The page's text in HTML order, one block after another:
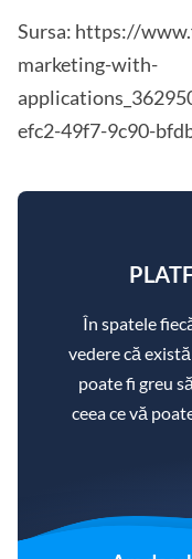
Sursa: https://
marketing-with-
efc2-49f7-9c90-
În spatele
vedere că
poate fi greu
ceea ce vă